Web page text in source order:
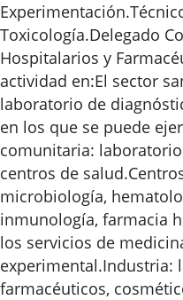
Toxicología.Delegado
Hospitalarios y
actividad en:El sector
laboratorio de
en los que se puede
comunitaria:
centros de
microbiología,
inmunología, farmacia
los servicios de
experimental.Industria:
farmacéuticos,